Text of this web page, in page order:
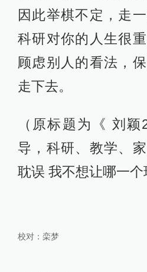
因此举棋不定，走
科研对你的人生很
顾虑别人的看法，
走下去。
（原标题为《 刘
导，科研、教学、
耽误 我不想让哪一个
校对： 栾梦